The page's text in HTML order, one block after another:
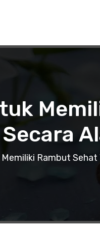
Rambut Sehat